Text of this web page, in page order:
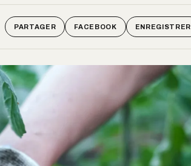
PARTAGER FACEBOOK ENREGISTRER